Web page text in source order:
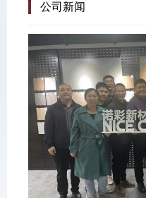
公司新闻